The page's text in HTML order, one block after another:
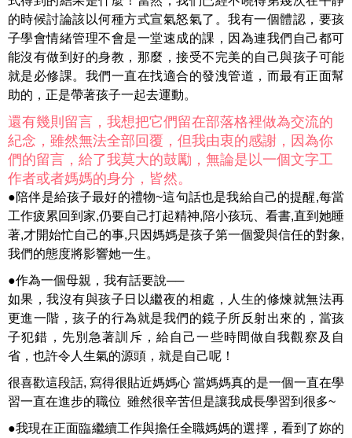
的時候討論該以何種方式宣氣怒氣了。我有一個體認，要孩
子學會情緒管理不會是一堂速成的課，因為連我們自己都可
能沒有做到好的身教，那麼，接受不完美的自己與孩子可能
就是必修課。我們一直在找適合的發洩管道，而最有正面幫
助的，正是帶著孩子一起去運動。
還有幾則留言，我想把它們留在部落格裡做為交流的
紀念，雖然無法全部回覆，但我由衷的感謝，因為你
們的留言，給了我莫大的鼓勵，無論是以一個文字工
作者或者媽媽的身分，皆然。
●陪伴是給孩子最好的禮物~這句話也是我給自己的提醒,每當
工作疲累回到家,仍要自己打起精神,陪小孩玩、看書,直到她睡
著,才開始忙自己的事,只因媽媽是孩子第一個愛與信任的對象,
我們的態度將影響她一生。
●作為一個母親，我有話要說──
如果，我沒有與孩子日以繼夜的相處，人生的修煉就無法再
更進一階，孩子的行為就是我們的鏡子所反射出來的，當孩
子犯錯，先別急著訓斥，給自己一些時間做自我觀察及自
省，也許令人生氣的源頭，就是自己呢！
很喜歡這段話, 寫得很貼近媽媽心 當媽媽真的是一個一直在學
習一直在進步的職位 雖然很辛苦但是讓我成長學習到很多~
●我現在正面臨繼續工作與擔任全職媽媽的選擇，看到了妳的